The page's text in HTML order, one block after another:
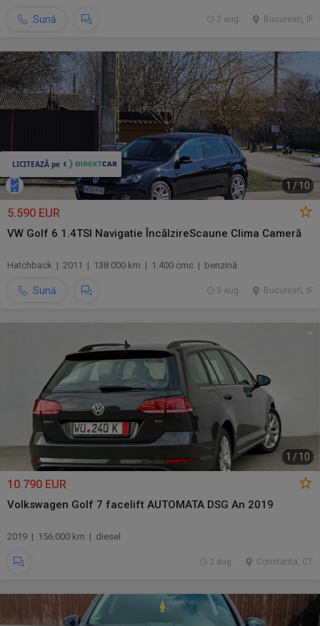
Sună Bucuresti, IF
3 aug.
1 / 10
5.590 EUR
VW Golf 6 1.4TSI Navigatie ÎncălzireScaune Clima Cameră
Hatchback | 2011 | 138.000 km | 1.400 cmc | benzină
Sună Bucuresti, IF
3 aug.
1 / 10
10.790 EUR
Volkswagen Golf 7 facelift AUTOMATA DSG An 2019
2019 | 156.000 km | diesel
Constanta, CT
2 aug.